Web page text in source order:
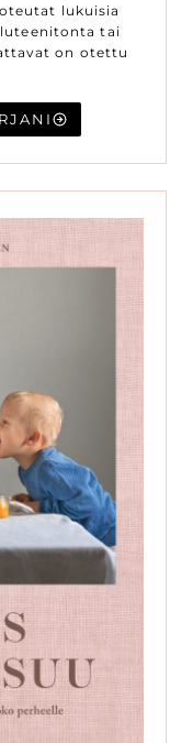
lukuisia
tai
on otettu